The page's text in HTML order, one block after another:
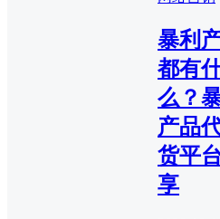
暴利
都有
么？
产品
货平
享